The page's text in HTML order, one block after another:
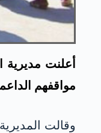
مواقفهم
وقالت